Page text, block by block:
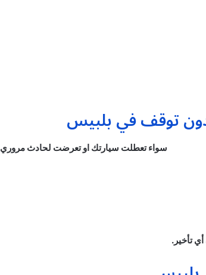
سواء تعطلت سيارتك او تعرضت لحادث مروري
تأخير.